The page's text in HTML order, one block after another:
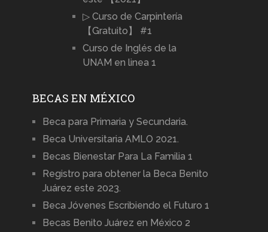
▷ Curso de Carpintería
【Gratuito】 #1
Curso de Inglés de la
UNAM en linea 1
BECAS EN MÉXICO
Beca para Primaria y Secundaria.
Beca Universitaria AMLO 2021.
Becas Bienestar Para La Familia 1
Registro para obtener la Beca Benito
Juárez este 2023.
Beca Jóvenes Escribiendo el Futuro 1
Becas Benito Juárez en México 2